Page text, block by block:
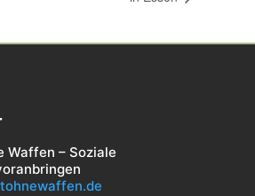
Waffen – Soziale